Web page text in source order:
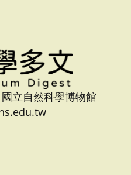
立自然科學博物館